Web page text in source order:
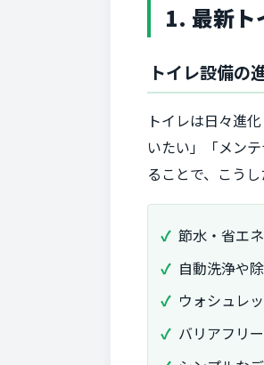
1. 最新ト
トイレ設備の
トイレは日々進
いたい」「メン
ることで、こう
節水・省エ
自動洗浄や
ウォシュレ
バリアフリ